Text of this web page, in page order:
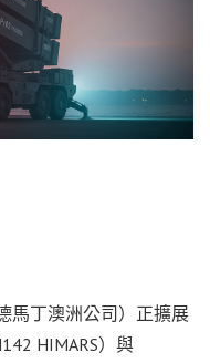
馬丁澳洲公司）正擴展
HIMARS）與